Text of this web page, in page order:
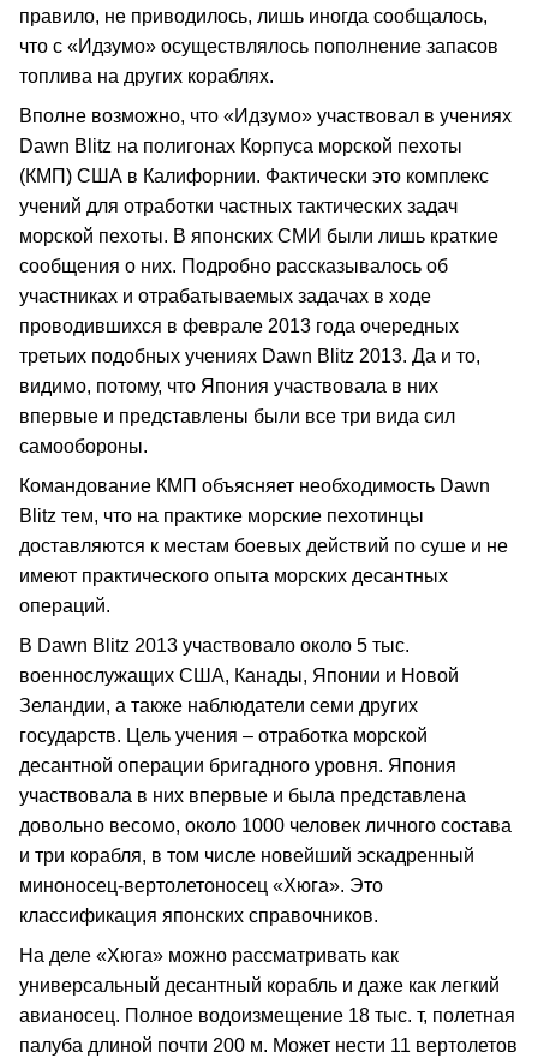
правило, не приводилось, лишь иногда сообщалось,
что с «Идзумо» осуществлялось пополнение запасов
топлива на других кораблях.
Вполне возможно, что «Идзумо» участвовал в учениях
Dawn Blitz на полигонах Корпуса морской пехоты
(КМП) США в Калифорнии. Фактически это комплекс
учений для отработки частных тактических задач
морской пехоты. В японских СМИ были лишь краткие
сообщения о них. Подробно рассказывалось об
участниках и отрабатываемых задачах в ходе
проводившихся в феврале 2013 года очередных
третьих подобных учениях Dawn Blitz 2013. Да и то,
видимо, потому, что Япония участвовала в них
впервые и представлены были все три вида сил
самообороны.
Командование КМП объясняет необходимость Dawn
Blitz тем, что на практике морские пехотинцы
доставляются к местам боевых действий по суше и не
имеют практического опыта морских десантных
операций.
В Dawn Blitz 2013 участвовало около 5 тыс.
военнослужащих США, Канады, Японии и Новой
Зеландии, а также наблюдатели семи других
государств. Цель учения – отработка морской
десантной операции бригадного уровня. Япония
участвовала в них впервые и была представлена
довольно весомо, около 1000 человек личного состава
и три корабля, в том числе новейший эскадренный
миноносец-вертолетоносец «Хюга». Это
классификация японских справочников.
На деле «Хюга» можно рассматривать как
универсальный десантный корабль и даже как легкий
авианосец. Полное водоизмещение 18 тыс. т, полетная
палуба длиной почти 200 м. Может нести 11 вертолетов